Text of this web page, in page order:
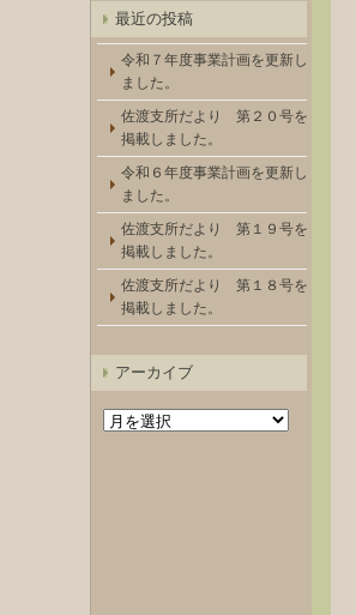
最近の投稿
令和７年度事業計画を更新し
ました。
佐渡支所だより 第２０号を
掲載しました。
令和６年度事業計画を更新し
ました。
佐渡支所だより 第１９号を
掲載しました。
佐渡支所だより 第１８号を
掲載しました。
アーカイブ
ア
ー